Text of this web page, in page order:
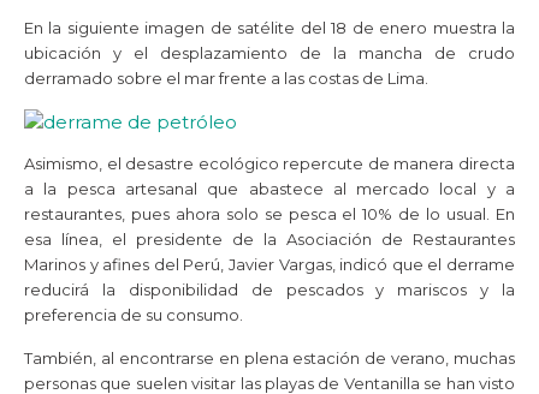
En la siguiente imagen de satélite del 18 de enero muestra la
ubicación y el desplazamiento de la mancha de crudo
derramado sobre el mar frente a las costas de Lima.
Asimismo, el desastre ecológico repercute de manera directa
a la pesca artesanal que abastece al mercado local y a
restaurantes, pues ahora solo se pesca el 10% de lo usual. En
esa línea, el presidente de la Asociación de Restaurantes
Marinos y afines del Perú, Javier Vargas, indicó que el derrame
reducirá la disponibilidad de pescados y mariscos y la
preferencia de su consumo.
También, al encontrarse en plena estación de verano, muchas
personas que suelen visitar las playas de Ventanilla se han visto